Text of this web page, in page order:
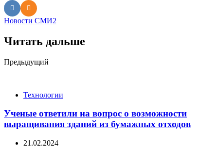
Новости СМИ2
Читать дальше
Post
Предыдущий
Технологии
Ученые ответили на вопрос о возможности
выращивания зданий из бумажных отходов
21.02.2024